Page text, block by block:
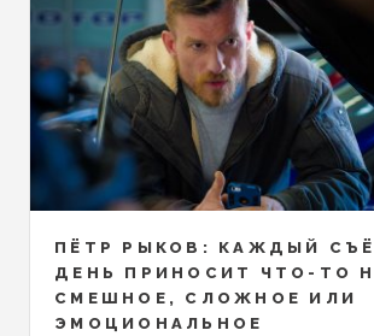
ПЁТР РЫКОВ: КАЖДЫЙ
ДЕНЬ ПРИНОСИТ ЧТО-ТО
СМЕШНОЕ, СЛОЖНОЕ ИЛИ
ЭМОЦИОНАЛЬНОЕ